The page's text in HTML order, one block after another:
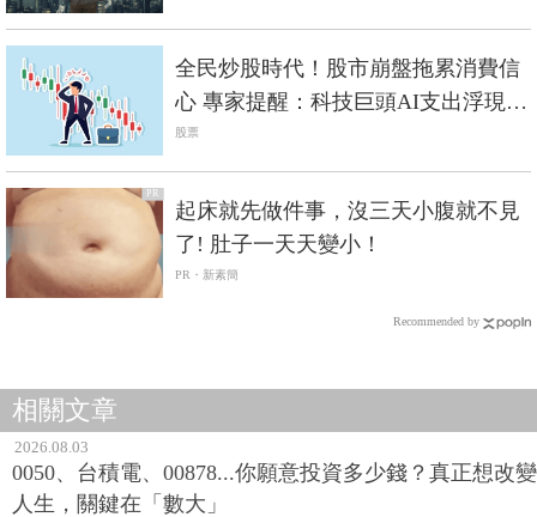
全民炒股時代！股市崩盤拖累消費信
心 專家提醒：科技巨頭AI支出浮現壓
力
股票
PR
起床就先做件事，沒三天小腹就不見
了! 肚子一天天變小！
PR・新素簡
Recommended by
相關文章
2026.08.03
0050、台積電、00878...你願意投資多少錢？真正想改變
人生，關鍵在「數大」